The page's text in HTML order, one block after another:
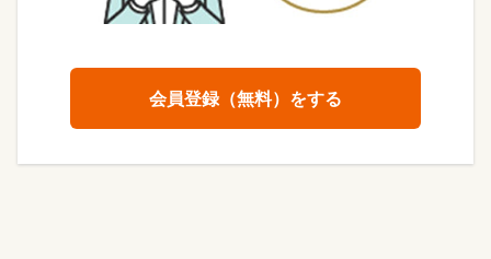
会員登録（無料）をする